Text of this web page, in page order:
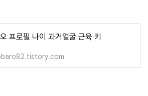
프로필 나이 과거얼굴 근육 키